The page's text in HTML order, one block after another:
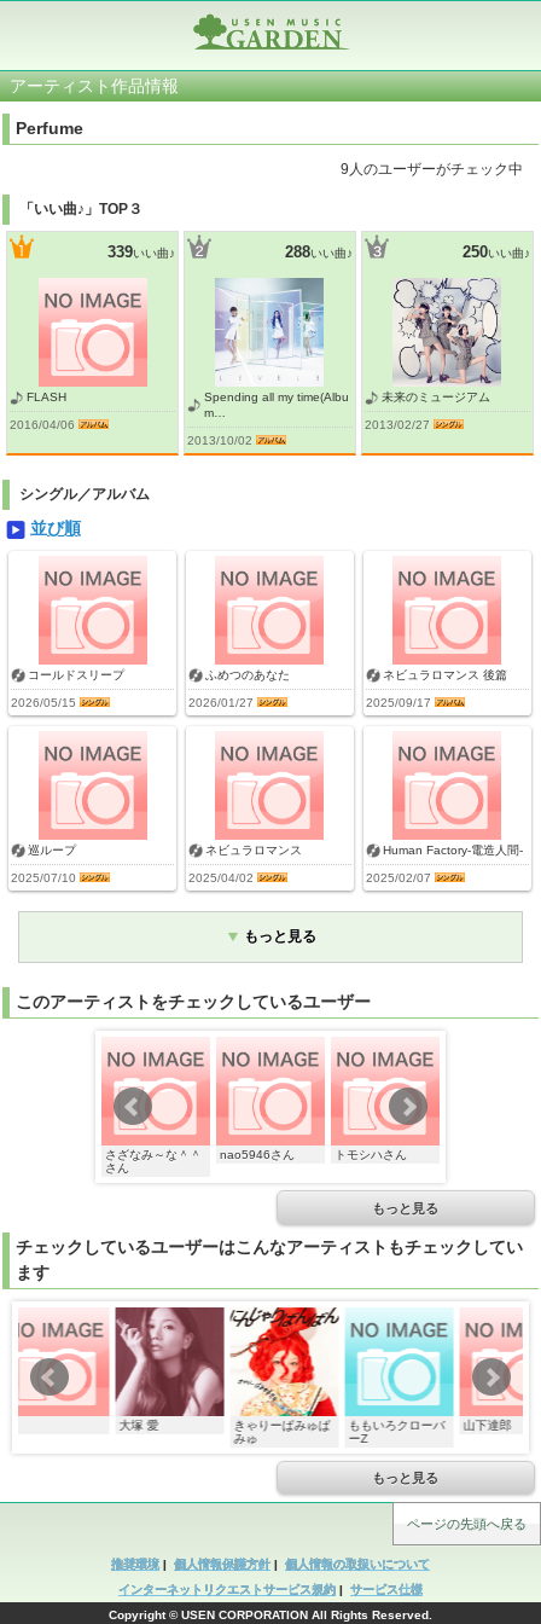
アーティスト作品情報
Perfume
9人のユーザーがチェック中
「いい曲♪」TOP３
339いい曲♪
FLASH
2016/04/06
288いい曲♪
Spending all my time(Albu
m…
2013/10/02
250いい曲♪
未来のミュージアム
2013/02/27
シングル／アルバム
並び順
コールドスリープ
2026/05/15
ふめつのあなた
2026/01/27
ネビュラロマンス 後篇
2025/09/17
巡ループ
2025/07/10
ネビュラロマンス
2025/04/02
Human Factory-電造人間-
2025/02/07
もっと見る
このアーティストをチェックしているユーザー
さざなみ～な＾＾
さん
nao5946さん トモシハさん
もっと見る
チェックしているユーザーはこんなアーティストもチェックしてい
ます
きゃりーぱみゅぱ
ももいろクローバ
山下達郎
もっと見る
ページの先頭へ戻る
推奨環境 | 個人情報保護方針 | 個人情報の取扱いについて
インターネットリクエストサービス規約 | サービス仕様
Copyright © USEN CORPORATION All Rights Reserved.